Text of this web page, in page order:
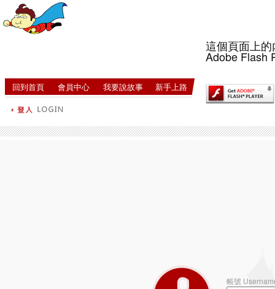
這個頁面上
Adobe Flash
回到首頁 會員中心 我要說故事 新手上路
帳號